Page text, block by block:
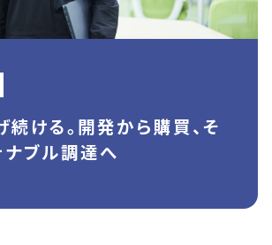
ける。開発から購買、そ
ナブル調達へ